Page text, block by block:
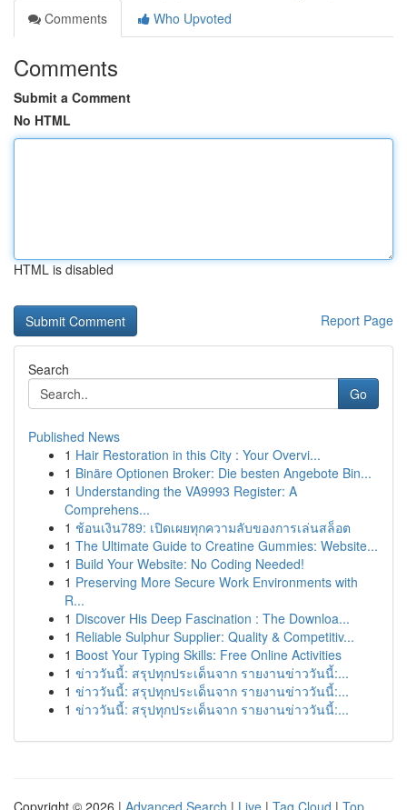
Comments
Who Upvoted
Comments
Submit a Comment
No HTML
HTML is disabled
Report Page
Search
Go
Published News
1 Hair Restoration in this City : Your Overvi...
1 Binäre Optionen Broker: Die besten Angebote Bin...
1 Understanding the VA9993 Register: A
Comprehens...
1 ช้อนเงิน789: เปิดเผยทุกความลับของการเล่นสล็อต
1 The Ultimate Guide to Creatine Gummies: Website...
1 Build Your Website: No Coding Needed!
1 Preserving More Secure Work Environments with
R...
1 Discover His Deep Fascination : The Downloa...
1 Reliable Sulphur Supplier: Quality & Competitiv...
1 Boost Your Typing Skills: Free Online Activities
1 ข่าววันนี้: สรุปทุกประเด็นจาก รายงานข่าววันนี้:...
1 ข่าววันนี้: สรุปทุกประเด็นจาก รายงานข่าววันนี้:...
1 ข่าววันนี้: สรุปทุกประเด็นจาก รายงานข่าววันนี้:...
Copyright © 2026 | Advanced Search | Live | Tag Cloud | Top